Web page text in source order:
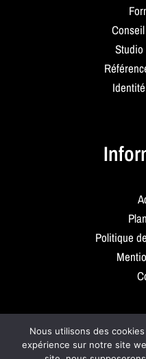
Politique
Copyright © 2026 C2 Projet
Nous utilisons des
expérience sur notre site